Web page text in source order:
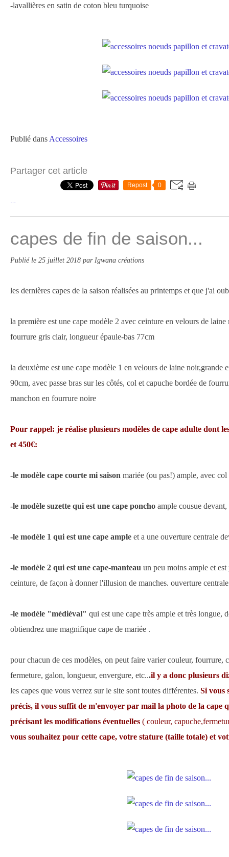
-lavallières en satin de coton bleu turquoise
Publié dans Accessoires
Partager cet article
Repost 0
capes de fin de saison...
Publié le 25 juillet 2018 par Igwana créations
les dernières capes de la saison réalisées au printemps et que j'ai
la première est une cape modèle 2 avec ceinture en velours de
fourrure gris clair, longueur épaule-bas 77cm
la deuxième est une cape modèle 1 en velours de laine noir,grande
90cm, avec passe bras sur les côtés, col et capuche bordée de
manchon en fourrure noire
Pour rappel: je réalise plusieurs modèles de cape adulte dont
et 450€:
-le modèle cape courte mi saison mariée (ou pas!) ample, avec
-le modèle suzette qui est une cape poncho ample cousue
-le modèle 1 qui est une cape ample et a une ouverture centrale
-le modèle 2 qui est une cape-manteau un peu moins ample et
ceinture, de façon à donner l'illusion de manches. ouverture
-le modèle "médiéval" qui est une cape très ample et très longue,
obtiendrez une magnifique cape de mariée .
pour chacun de ces modèles, on peut faire varier couleur, fourrure,
fermeture, galon, longueur, envergure, etc...il y a donc plusieurs
les capes que vous verrez sur le site sont toutes différentes. Si vous
précis, il vous suffit de m'envoyer par mail la photo de la cape
précisant les modifications éventuelles ( couleur,
vous souhaitez pour cette cape, votre stature (taille totale) et